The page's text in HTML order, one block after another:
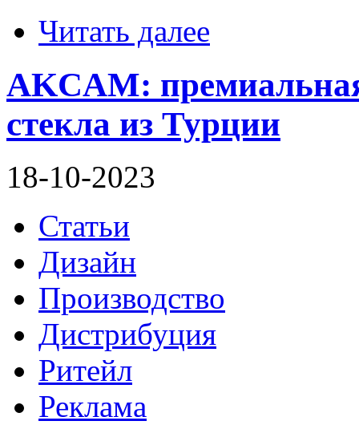
Читать далее
AKCAM:
стекла из Турции
18-10-2023
Статьи
Дизайн
Производство
Дистрибуция
Ритейл
Реклама